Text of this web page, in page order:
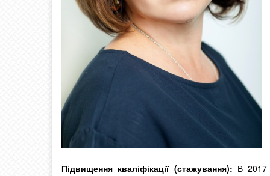
Підвищення кваліфікації (стажування): В 2017